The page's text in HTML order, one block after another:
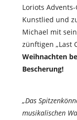
Loriots
Kunstlied und
Michael mit
zünftigen „Last
Weihnachten
Bescherung!
„Das
musikalischen